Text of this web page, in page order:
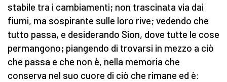
stabile tra i cambiamenti; non trascinata via dai
fiumi, ma sospirante sulle loro rive; vedendo che
tutto passa, e desiderando Sion, dove tutte le cose
permangono; piangendo di trovarsi in mezzo a ciò
che passa e che non è, nella memoria che
conserva nel suo cuore di ciò che rimane ed è: